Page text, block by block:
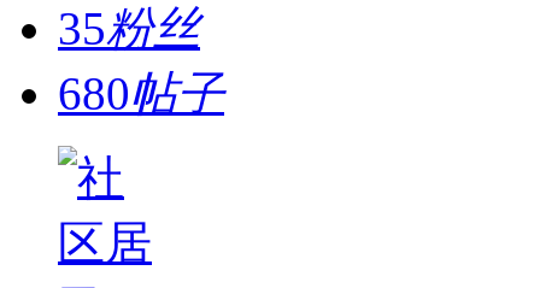
35粉丝
680帖子